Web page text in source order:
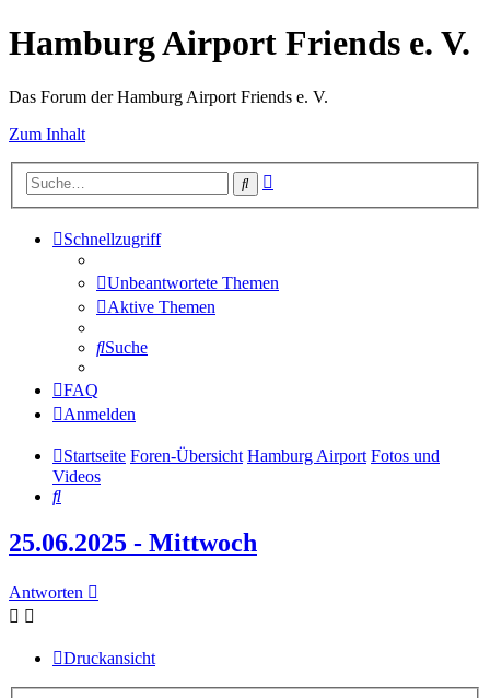
Hamburg Airport Friends e. V.
Das Forum der Hamburg Airport Friends e. V.
Zum Inhalt
Suche
Schnellzugriff
Unbeantwortete Themen
Aktive Themen
Suche
FAQ
Anmelden
Startseite Foren-Übersicht Hamburg Airport Fotos und
Videos
Suche
25.06.2025 - Mittwoch
Antworten
Druckansicht